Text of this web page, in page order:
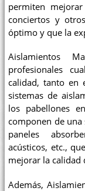
permiten
conciertos y
óptimo y que la
Aislamientos
profesionales
calidad, tanto en
sistemas de
los pabellones
componen de una
paneles
acústicos, etc.,
mejorar la calidad
Además,